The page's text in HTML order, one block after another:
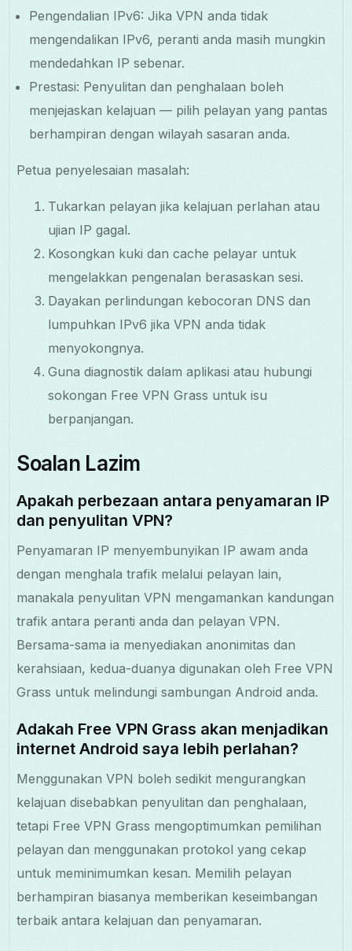
Pengendalian IPv6: Jika VPN anda tidak
mengendalikan IPv6, peranti anda masih mungkin
mendedahkan IP sebenar.
Prestasi: Penyulitan dan penghalaan boleh
menjejaskan kelajuan — pilih pelayan yang pantas
berhampiran dengan wilayah sasaran anda.
Petua penyelesaian masalah:
Tukarkan pelayan jika kelajuan perlahan atau
ujian IP gagal.
Kosongkan kuki dan cache pelayar untuk
mengelakkan pengenalan berasaskan sesi.
Dayakan perlindungan kebocoran DNS dan
lumpuhkan IPv6 jika VPN anda tidak
menyokongnya.
Guna diagnostik dalam aplikasi atau hubungi
sokongan Free VPN Grass untuk isu
berpanjangan.
Soalan Lazim
Apakah perbezaan antara penyamaran IP
dan penyulitan VPN?
Penyamaran IP menyembunyikan IP awam anda
dengan menghala trafik melalui pelayan lain,
manakala penyulitan VPN mengamankan kandungan
trafik antara peranti anda dan pelayan VPN.
Bersama-sama ia menyediakan anonimitas dan
kerahsiaan, kedua-duanya digunakan oleh Free VPN
Grass untuk melindungi sambungan Android anda.
Adakah Free VPN Grass akan menjadikan
internet Android saya lebih perlahan?
Menggunakan VPN boleh sedikit mengurangkan
kelajuan disebabkan penyulitan dan penghalaan,
tetapi Free VPN Grass mengoptimumkan pemilihan
pelayan dan menggunakan protokol yang cekap
untuk meminimumkan kesan. Memilih pelayan
berhampiran biasanya memberikan keseimbangan
terbaik antara kelajuan dan penyamaran.